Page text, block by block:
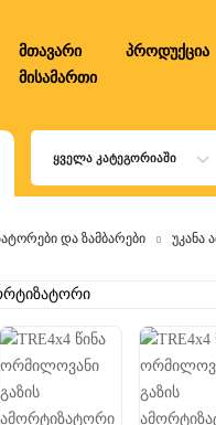
მთავარი პროდუქცია
მისამართი
ᲧᲕᲔᲚᲐ ᲙᲐᲢᲔᲒᲝᲠᲘᲐᲨᲘ
და ზამბარები უკანა